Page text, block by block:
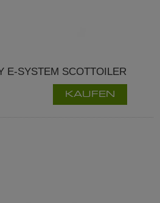
E-SYSTEM SCOTTOILER
KAUFEN